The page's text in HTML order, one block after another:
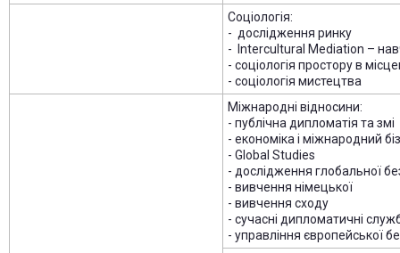
Соціологія:
- дослідження ринку
- Intercultural Mediation –
- соціологія простору в
- соціологія мистецтва
Міжнародні відносини:
- публічна дипломатія та змі
- економіка і міжнародний
- Global Studies
- дослідження глобальної
- вивчення німецької
- вивчення сходу
- сучасні дипломатичні
- управління європейської